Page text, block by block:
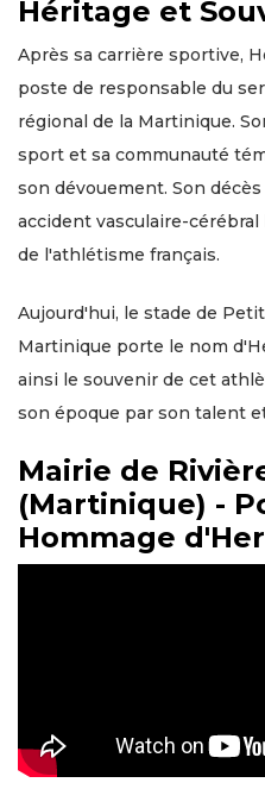
Héritage et
Après sa carrière sportive,
poste de responsable du
régional de la Martinique.
sport et sa communauté
son dévouement. Son
accident vasculaire-
de l'athlétisme français.
Aujourd'hui, le stade de
Martinique porte le nom
ainsi le souvenir de cet
son époque par son talent
Mairie de
(Martinique) -
Hommage